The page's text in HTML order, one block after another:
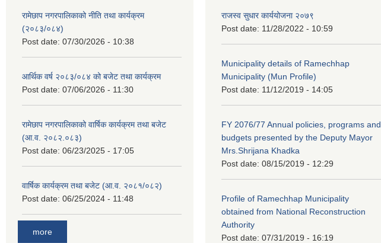
रामेछाप नगरपालिकाको नीति तथा कार्यक्रम
(२०८३/०८४)
Post date: 07/30/2026 - 10:38
आर्थिक वर्ष २०८३/०८४ को बजेट तथा कार्यक्रम
Post date: 07/06/2026 - 11:30
रामेछाप नगरपालिकाको वार्षिक कार्यक्रम तथा बजेट
(आ.व. २०८२.०८३)
Post date: 06/23/2025 - 17:05
वार्षिक कार्यक्रम तथा बजेट (आ.व. २०८१/०८२)
Post date: 06/25/2024 - 11:48
more
राजस्व सुधार कार्ययोजना २०७९
Post date: 11/28/2022 - 10:59
Municipality details of Ramechhap
Municipality (Mun Profile)
Post date: 11/12/2019 - 14:05
FY 2076/77 Annual policies, programs and
budgets presented by the Deputy Mayor
Mrs.Shrijana Khadka
Post date: 08/15/2019 - 12:29
Profile of Ramechhap Municipality
obtained from National Reconstruction
Authority
Post date: 07/31/2019 - 16:19